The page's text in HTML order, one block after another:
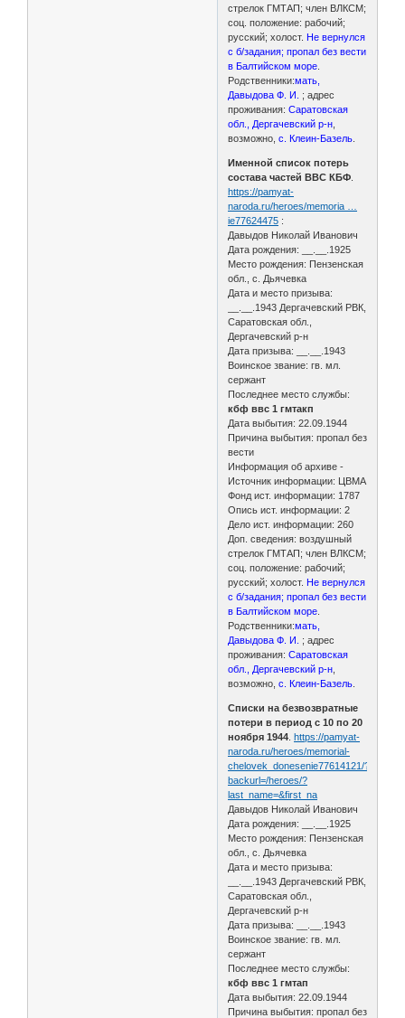
стрелок ГМТАП; член ВЛКСМ;
соц. положение: рабочий;
русский; холост. Не вернулся
с б/задания; пропал без вести
в Балтийском море
Родственники:мать,
Давыдова Ф. И. ; адрес
проживания:Саратовская
обл., Дергачевский р-н
возможно,с. Клеин-Базель
Именной список потерь
состава частей ВВС КБФ
https://pamyat-
naroda.ru/heroes/memoria …
ie77624475 :
Давыдов Николай Иванович
Дата рождения: __.__.1925
Место рождения: Пензенская
обл., с. Дьячевка
Дата и место призыва:
__.__.1943 Дергачевский РВК,
Саратовская обл.,
Дергачевский р-н
Дата призыва: __.__.1943
Воинское звание: гв. мл.
сержант
Последнее место службы:
кбф ввс 1 гмтакп
Дата выбытия: 22.09.1944
Причина выбытия: пропал без
вести
Информация об архиве -
Источник информации: ЦВМА
Фонд ист. информации: 1787
Опись ист. информации: 2
Дело ист. информации: 260
Доп. сведения: воздушный
стрелок ГМТАП; член ВЛКСМ;
соц. положение: рабочий;
русский; холост. Не вернулся
с б/задания; пропал без вести
в Балтийском море
Родственники:мать,
Давыдова Ф. И. ; адрес
проживания:Саратовская
обл., Дергачевский р-н
возможно,с. Клеин-Базель
Списки на безвозвратные
потери в период с 10 по 20
ноября 1944 .https://pamyat-
naroda.ru/heroes/memorial-
chelovek_donesenie77614121/?
backurl=/heroes/?
last_name=&first_na
Давыдов Николай Иванович
Дата рождения: __.__.1925
Место рождения: Пензенская
обл., с. Дьячевка
Дата и место призыва:
__.__.1943 Дергачевский РВК,
Саратовская обл.,
Дергачевский р-н
Дата призыва: __.__.1943
Воинское звание: гв. мл.
сержант
Последнее место службы:
кбф ввс 1 гмтап
Дата выбытия: 22.09.1944
Причина выбытия: пропал без